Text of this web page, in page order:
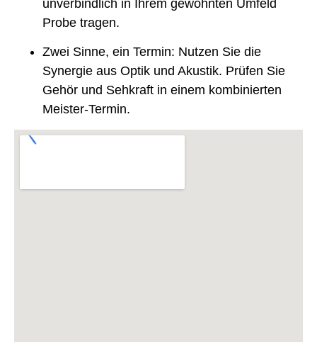
unverbindlich in Ihrem gewohnten Umfeld
Probe tragen.
Zwei Sinne, ein Termin: Nutzen Sie die
Synergie aus Optik und Akustik. Prüfen Sie
Gehör und Sehkraft in einem kombinierten
Meister-Termin.